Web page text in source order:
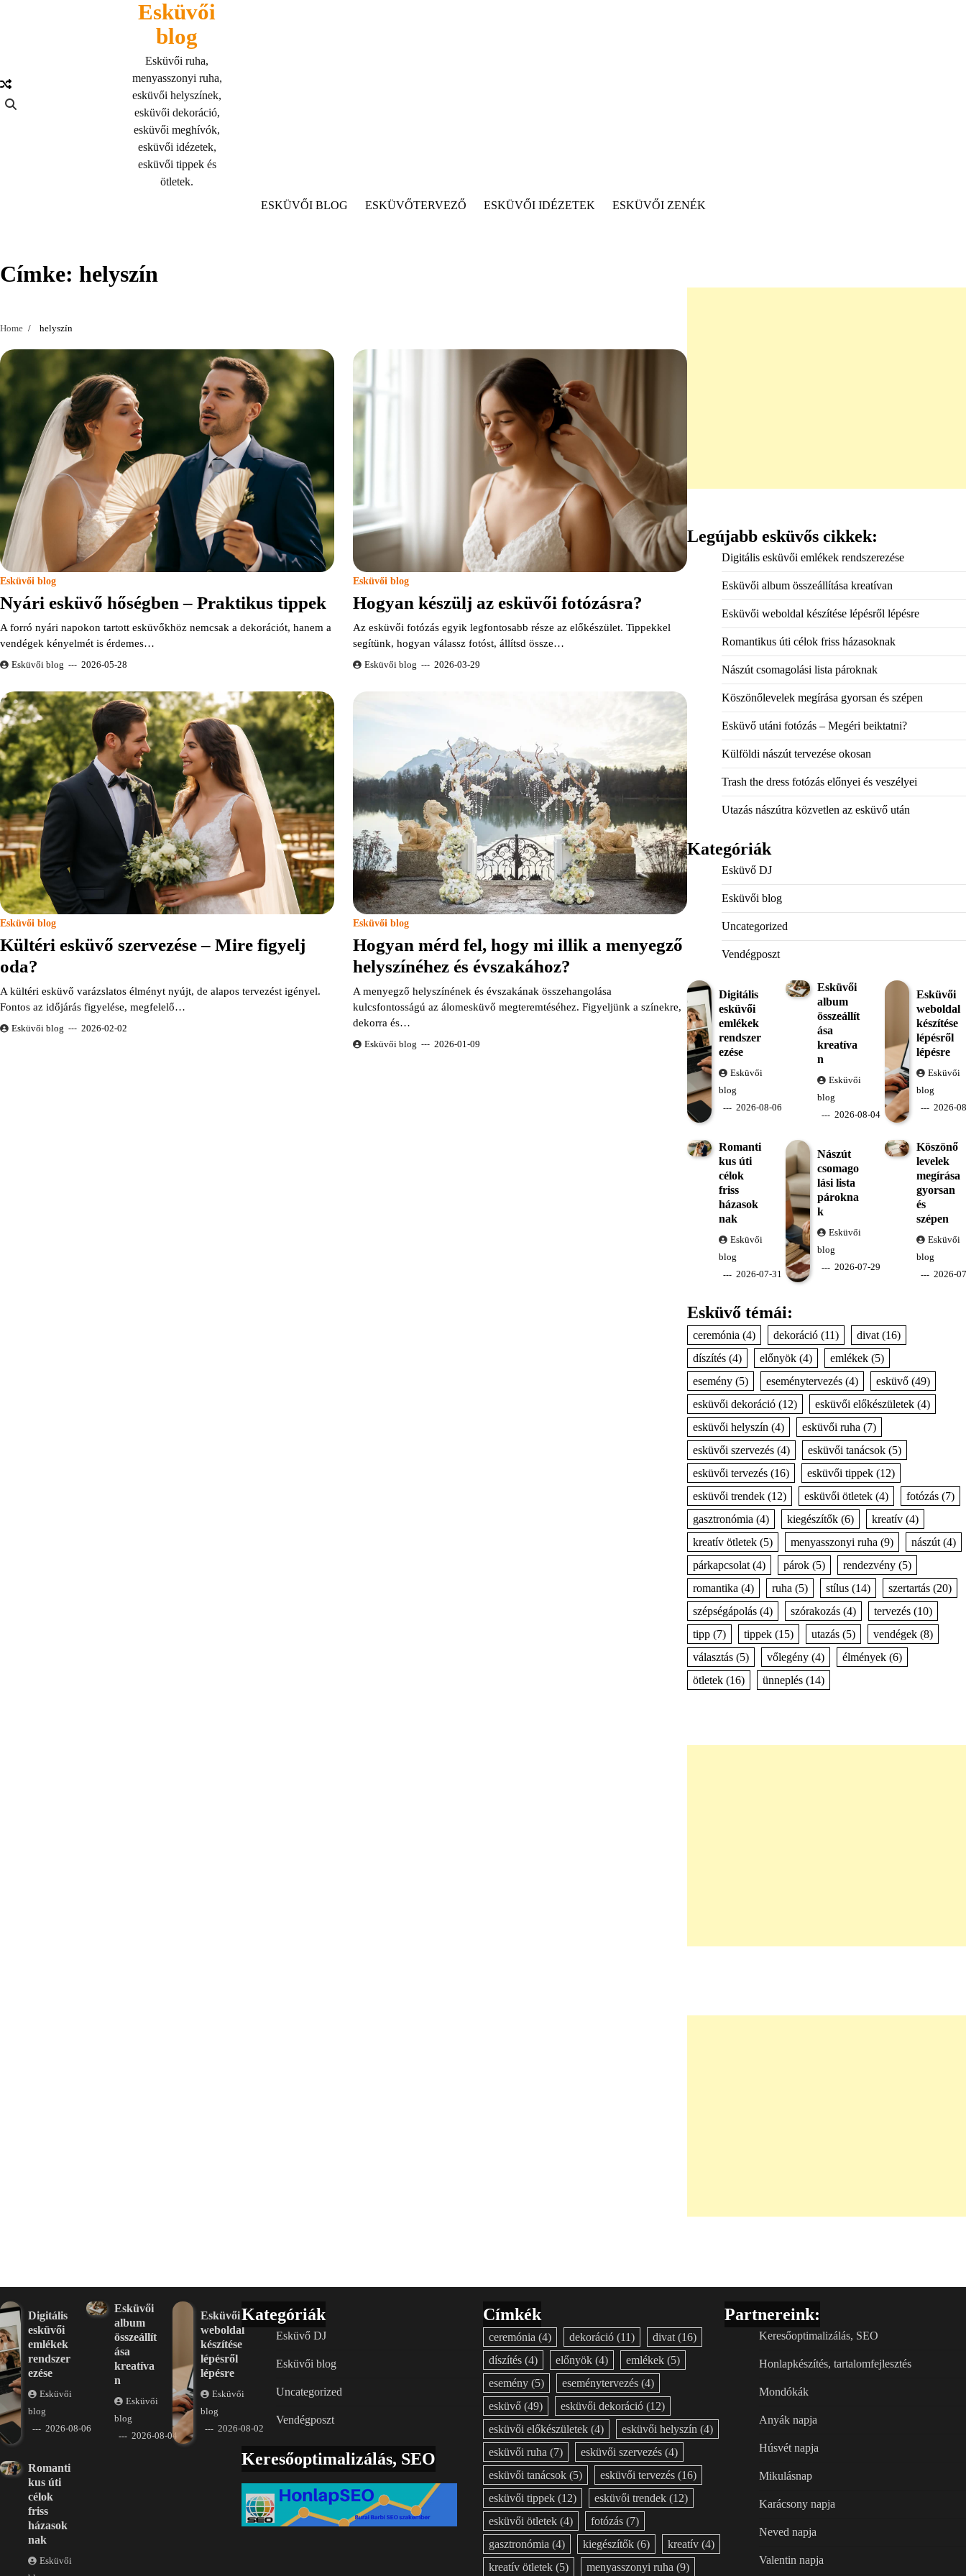
Esküvői
blog
Esküvői ruha,
menyasszonyi ruha,
esküvői helyszínek,
esküvői dekoráció,
esküvői meghívók,
esküvői idézetek,
esküvői tippek és
ötletek.
ESKÜVŐI BLOG
ESKÜVŐTERVEZŐ ESKÜVŐI IDÉZETEK ESKÜVŐI ZENÉK
Címke: helyszín
Home helyszín
Esküvői blog
Nyári esküvő hőségben – Praktikus tippek
A forró nyári napokon tartott esküvőkhöz nemcsak a dekorációt, hanem a
vendégek kényelmét is érdemes…
Esküvői blog 2026-05-28
Esküvői blog
Hogyan készülj az esküvői fotózásra?
Az esküvői fotózás egyik legfontosabb része az előkészület. Tippekkel
segítünk, hogyan válassz fotóst, állítsd össze…
Esküvői blog 2026-03-29
Esküvői blog
Kültéri esküvő szervezése – Mire figyelj
oda?
A kültéri esküvő varázslatos élményt nyújt, de alapos tervezést igényel.
Fontos az időjárás figyelése, megfelelő…
Esküvői blog 2026-02-02
Esküvői blog
Hogyan mérd fel, hogy mi illik a menyegző
helyszínéhez és évszakához?
A menyegző helyszínének és évszakának összehangolása
kulcsfontosságú az álomesküvő megteremtéséhez. Figyeljünk a színekre,
dekorra és…
Esküvői blog 2026-01-09
Legújabb esküvős cikkek:
Digitális esküvői emlékek rendszerezése
Esküvői album összeállítása kreatívan
Esküvői weboldal készítése lépésről lépésre
Romantikus úti célok friss házasoknak
Nászút csomagolási lista pároknak
Köszönőlevelek megírása gyorsan és szépen
Esküvő utáni fotózás – Megéri beiktatni?
Külföldi nászút tervezése okosan
Trash the dress fotózás előnyei és veszélyei
Utazás nászútra közvetlen az esküvő után
Kategóriák
Esküvő DJ
Esküvői blog
Uncategorized
Vendégposzt
Digitális
esküvői
emlékek
rendszer
ezése
Esküvői
blog
2026-08-06
Esküvői
album
összeállít
ása
kreatíva
n
Esküvői
blog
2026-08-04
Esküvői
weboldal
készítése
lépésről
lépésre
Esküvői
blog
2026-
Romanti
kus úti
célok
friss
házasok
nak
Esküvői
blog
2026-07-31
Nászút
csomago
lási lista
párokna
k
Esküvői
blog
2026-07-29
Köszönő
levelek
megírása
gyorsan
és
szépen
Esküvői
blog
2026-
Esküvő témái:
ceremónia (4) dekoráció(11) divat(16)
díszítés(4) előnyök(4) emlékek(5)
esemény(5) eseménytervezés(4) esküvő(49)
esküvői dekoráció(12) esküvői előkészületek(4)
esküvői helyszín (4) esküvői ruha (7)
esküvői szervezés(4) esküvői tanácsok(5)
esküvői tervezés(16) esküvői tippek(12)
esküvői trendek(12) esküvői ötletek(4) fotózás(7)
gasztronómia (4) kiegészítők(6) kreatív(4)
kreatív ötletek(5) menyasszonyi ruha (9) nászút(4)
párkapcsolat(4) párok(5) rendezvény(5)
romantika (4) ruha (5) stílus(14) szertartás(20)
szépségápolás(4) szórakozás(4) tervezés(10)
tipp(7) tippek(15) utazás(5) vendégek(8)
választás(5) vőlegény(4) élmények(6)
ötletek(16) ünneplés(14)
Digitális
esküvői
emlékek
rendszer
ezése
Esküvői
blog
2026-08-06
Esküvői
album
összeállít
ása
kreatíva
n
Esküvői
blog
2026-08-04
Esküvői
weboldal
készítése
lépésről
lépésre
Esküvői
blog
2026-08-02
Romanti
kus úti
célok
friss
házasok
nak
Esküvői
Kategóriák
Esküvő DJ
Esküvői blog
Uncategorized
Vendégposzt
Keresőoptimalizálás, SEO
Címkék
ceremónia (4) dekoráció (11) divat (16)
díszítés (4) előnyök (4) emlékek (5)
esemény (5) eseménytervezés (4)
esküvő (49) esküvői dekoráció (12)
esküvői előkészületek (4) esküvői helyszín (4)
esküvői ruha (7) esküvői szervezés (4)
esküvői tanácsok (5) esküvői tervezés (16)
esküvői tippek (12) esküvői trendek (12)
esküvői ötletek (4) fotózás (7)
gasztronómia (4) kiegészítők (6) kreatív (4)
kreatív ötletek (5) menyasszonyi ruha (9)
Partnereink:
Keresőoptimalizálás, SEO
Honlapkészítés, tartalomfejlesztés
Mondókák
Anyák napja
Húsvét napja
Mikulásnap
Karácsony napja
Neved napja
Valentin napja